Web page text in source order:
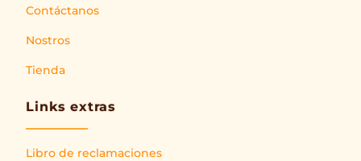
Contáctanos
Nostros
Tienda
Links extras
Libro de reclamaciones